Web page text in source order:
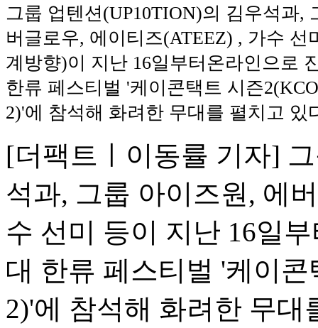
그룹 업텐션(UP10TION)의 김우석과,
버글로우, 에이티즈(ATEEZ) , 가수 선
계방향)이 지난 16일부터온라인으로
한류 페스티벌 '케이콘택트 시즌
2)'에 참석해 화려한 무대를 펼치고 있
[더팩트ㅣ이동률 기자]
석과, 그룹 아이즈원, 에
수 선미 등이 지난 16일
대 한류 페스티벌 '케이콘
2)'에 참석해 화려한 무대